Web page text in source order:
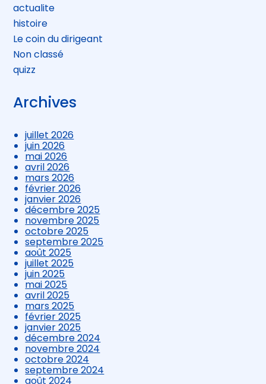
actualite
histoire
Le coin du dirigeant
Non classé
quizz
Archives
juillet 2026
juin 2026
mai 2026
avril 2026
mars 2026
février 2026
janvier 2026
décembre 2025
novembre 2025
octobre 2025
septembre 2025
août 2025
juillet 2025
juin 2025
mai 2025
avril 2025
mars 2025
février 2025
janvier 2025
décembre 2024
novembre 2024
octobre 2024
septembre 2024
août 2024